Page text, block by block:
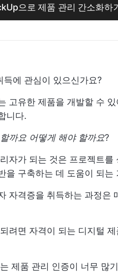
으로 제품 관리 간소화하
득에 관심이 있으신가요?
고유한 제품을 개발할 수
니다.
까요 어떻게 해야 할까요?
자가 되는 것은 프로젝트
을 구축하는 데 도움이 되
자격증을 취득하는 과정은
려면 자격이 되는 디지털
제품 관리 인증이 너무 많